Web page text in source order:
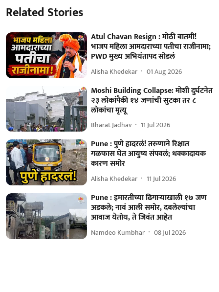
Related Stories
Atul Chavan Resign : मोठी बातमी!
भाजप महिला आमदाराच्या पतीचा राजीनामा;
PWD मुख्य अभियंतापद सोडलं
Alisha Khedekar 01 Aug 2026
Moshi Building Collapse: मोशी दुर्घटनेत
२३ लोकांपैकी १४ जणांची सुटका तर ८
लोकांचा मृत्यू
Bharat Jadhav 11 Jul 2026
Pune : पुणे हादरलं! तरुणाने रिक्षात
गळफास घेत आयुष्य संपवलं; धक्कादायक
कारण समोर
Alisha Khedekar 11 Jul 2026
Pune : इमारतीच्या ढिगाऱ्याखाली १७ जण
अडकले; नावं आली समोर, दबलेल्यांचा
आवाज येतोय, ते जिवंत आहेत
Namdeo Kumbhar 08 Jul 2026